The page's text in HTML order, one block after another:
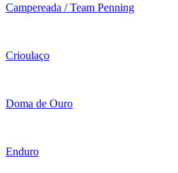
Campereada / Team Penning
Crioulaço
Doma de Ouro
Enduro